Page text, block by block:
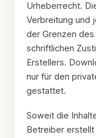
Urheberrecht.
Verbreitung und
der Grenzen
schriftlichen
Erstellers.
nur für den
gestattet.
Soweit die
Betreiber